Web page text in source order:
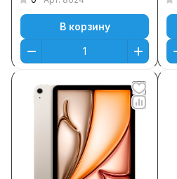
В корзину